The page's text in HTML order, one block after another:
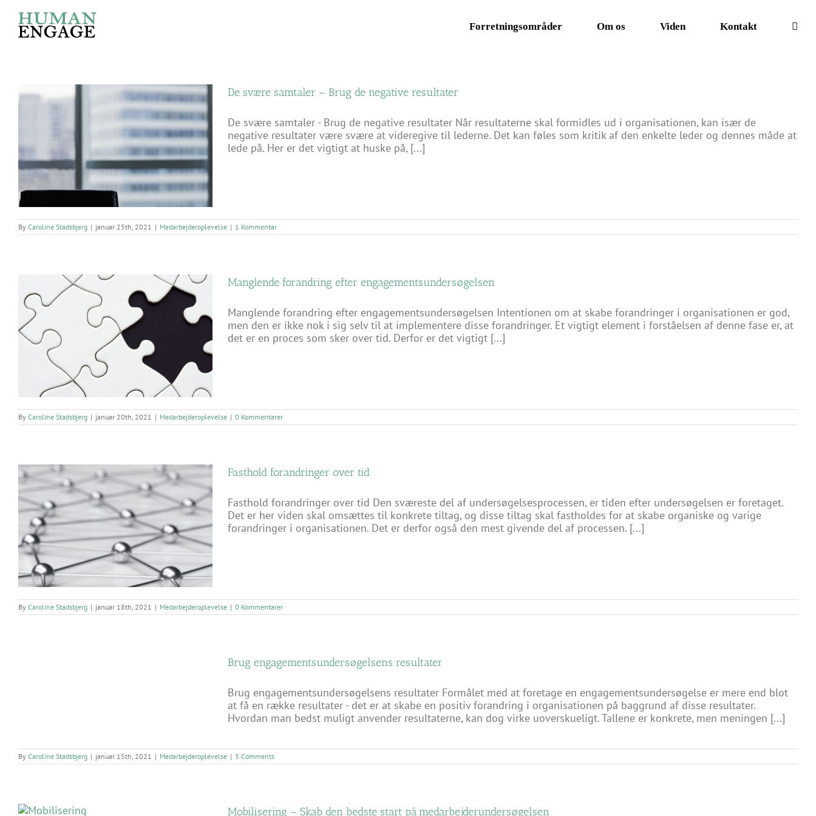
content
Forretningsområder Om os Viden Kontakt
De svære samtaler – Brug de negative resultater
De svære samtaler - Brug de negative resultater Når resultaterne skal formidles ud i organisationen, kan især de
negative resultater være svære at videregive til lederne. Det kan føles som kritik af den enkelte leder og dennes måde at
lede på. Her er det vigtigt at huske på, [...]
By Caroline Stadsbjerg | januar 25th, 2021 | Medarbejderoplevelse | 1 Kommentar
Manglende forandring efter engagementsundersøgelsen
Manglende forandring efter engagementsundersøgelsen Intentionen om at skabe forandringer i organisationen er god,
men den er ikke nok i sig selv til at implementere disse forandringer. Et vigtigt element i forståelsen af denne fase er, at
det er en proces som sker over tid. Derfor er det vigtigt [...]
By Caroline Stadsbjerg | januar 20th, 2021 | Medarbejderoplevelse | 0 Kommentarer
Fasthold forandringer over tid
Fasthold forandringer over tid Den sværeste del af undersøgelsesprocessen, er tiden efter undersøgelsen er foretaget.
Det er her viden skal omsættes til konkrete tiltag, og disse tiltag skal fastholdes for at skabe organiske og varige
forandringer i organisationen. Det er derfor også den mest givende del af processen. [...]
By Caroline Stadsbjerg | januar 18th, 2021 | Medarbejderoplevelse | 0 Kommentarer
Brug engagementsundersøgelsens resultater
Brug engagementsundersøgelsens resultater Formålet med at foretage en engagementsundersøgelse er mere end blot
at få en række resultater - det er at skabe en positiv forandring i organisationen på baggrund af disse resultater.
Hvordan man bedst muligt anvender resultaterne, kan dog virke uoverskueligt. Tallene er konkrete, men meningen [...]
By Caroline Stadsbjerg | januar 15th, 2021 | Medarbejderoplevelse | 3 Comments
Mobilisering – Skab den bedste start på medarbejderundersøgelsen